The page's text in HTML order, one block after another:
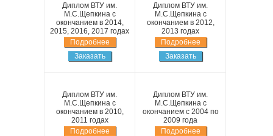
Диплом ВТУ им.
М.С.Щепкина с
окончанием в 2014,
2015, 2016, 2017 годах
Подробнее
Заказать
Диплом ВТУ им.
М.С.Щепкина с
окончанием в 2012,
2013 годах
Подробнее
Заказать
Диплом ВТУ им.
М.С.Щепкина с
окончанием в 2010,
2011 годах
Подробнее
Диплом ВТУ им.
М.С.Щепкина с
окончанием с 2004 по
2009 года
Подробнее